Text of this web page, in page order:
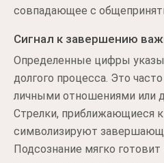
совпадающее с
Сигнал к завершению
Определенные цифры
долгого процесса. Это
личными отношениями или
Стрелки, приближающиеся к
символизируют
Подсознание мягко